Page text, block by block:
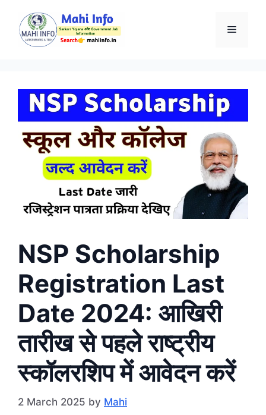
content
Menu
NSP Scholarship
Registration Last
Date 2024: आखिरी
तारीख से पहले राष्ट्रीय
स्कॉलरशिप में आवेदन करें
2 March 2025 by Mahi